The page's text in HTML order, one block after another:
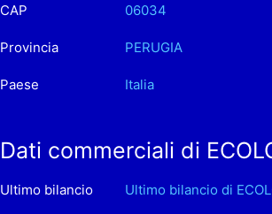
CAP 06034
Provincia PERUGIA
Paese Italia
Dati commerciali di
Ultimo bilancio Ultimo bilancio di